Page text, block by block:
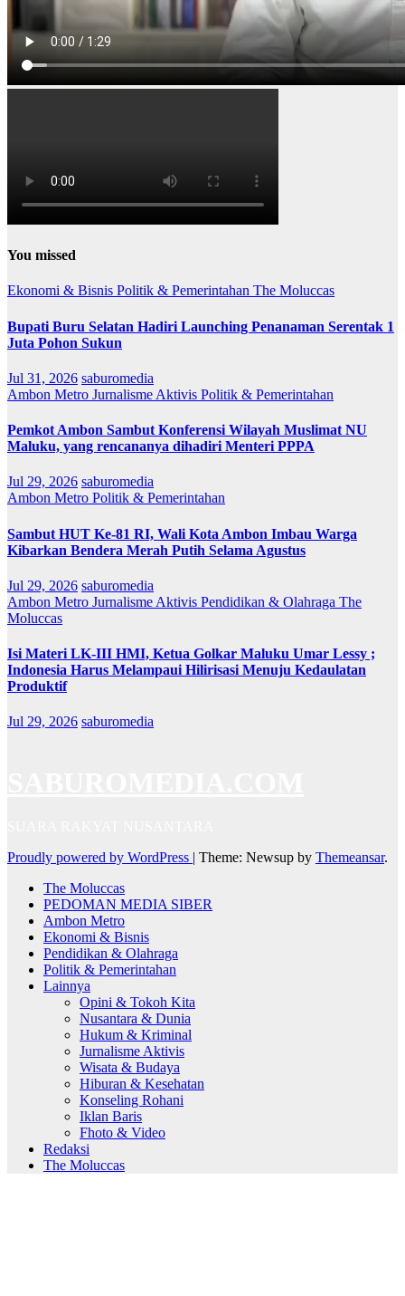
You missed
Ekonomi & Bisnis Politik & Pemerintahan The Moluccas
Bupati Buru Selatan Hadiri Launching Penanaman Serentak 1
Juta Pohon Sukun
Jul 31, 2026 saburomedia
Ambon Metro Jurnalisme Aktivis Politik & Pemerintahan
Pemkot Ambon Sambut Konferensi Wilayah Muslimat NU
Maluku, yang rencananya dihadiri Menteri PPPA
Jul 29, 2026 saburomedia
Ambon Metro Politik & Pemerintahan
Sambut HUT Ke-81 RI, Wali Kota Ambon Imbau Warga
Kibarkan Bendera Merah Putih Selama Agustus
Jul 29, 2026 saburomedia
Ambon Metro Jurnalisme Aktivis Pendidikan & Olahraga The
Moluccas
Isi Materi LK-III HMI, Ketua Golkar Maluku Umar Lessy ;
Indonesia Harus Melampaui Hilirisasi Menuju Kedaulatan
Produktif
Jul 29, 2026 saburomedia
Proudly powered by WordPress | Theme: Newsup by Themeansar.
The Moluccas
PEDOMAN MEDIA SIBER
Ambon Metro
Ekonomi & Bisnis
Pendidikan & Olahraga
Politik & Pemerintahan
Lainnya
Opini & Tokoh Kita
Nusantara & Dunia
Hukum & Kriminal
Jurnalisme Aktivis
Wisata & Budaya
Hiburan & Kesehatan
Konseling Rohani
Iklan Baris
Fhoto & Video
Redaksi
The Moluccas